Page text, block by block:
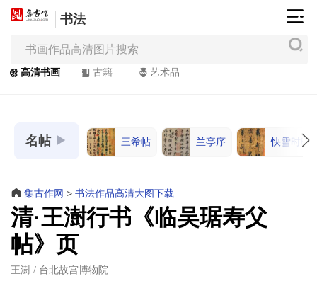
书法
高清书画 古籍 艺术品
名帖 三希帖 兰亭序 快雪时晴
集古作网 > 书法作品高清大图下载
清·王澍行书《临吴琚寿父
帖》页
王澍 / 台北故宫博物院
古
作
网
书
画
/
Painting
&
Calligraphy